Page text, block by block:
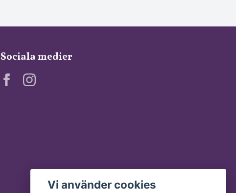
Sociala medier
Vi använder cookies